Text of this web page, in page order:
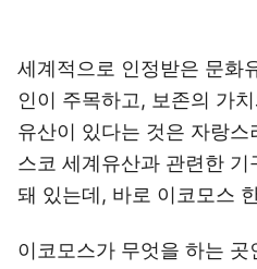
세계적으로 인정받은 문화
인이 주목하고, 보존의 가
유산이 있다는 것은 자랑
스코 세계유산과 관련한 기
돼 있는데, 바로 이코모스
이코모스가 무엇을 하는 곳